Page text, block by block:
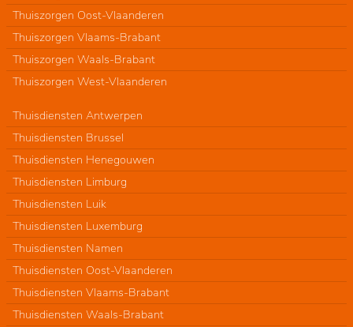
Thuiszorgen Oost-Vlaanderen
Thuiszorgen Vlaams-Brabant
Thuiszorgen Waals-Brabant
Thuiszorgen West-Vlaanderen
Thuisdiensten Antwerpen
Thuisdiensten Brussel
Thuisdiensten Henegouwen
Thuisdiensten Limburg
Thuisdiensten Luik
Thuisdiensten Luxemburg
Thuisdiensten Namen
Thuisdiensten Oost-Vlaanderen
Thuisdiensten Vlaams-Brabant
Thuisdiensten Waals-Brabant